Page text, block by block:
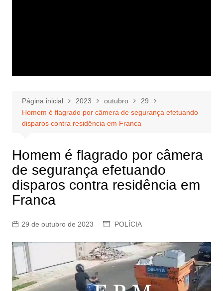
Página inicial 2023 outubro
29
Homem é flagrado por câmera de segurança efetuando
disparos contra residência em Franca
Homem é flagrado por câmera
de segurança efetuando
disparos contra residência em
Franca
29 de outubro de 2023 POLÍCIA